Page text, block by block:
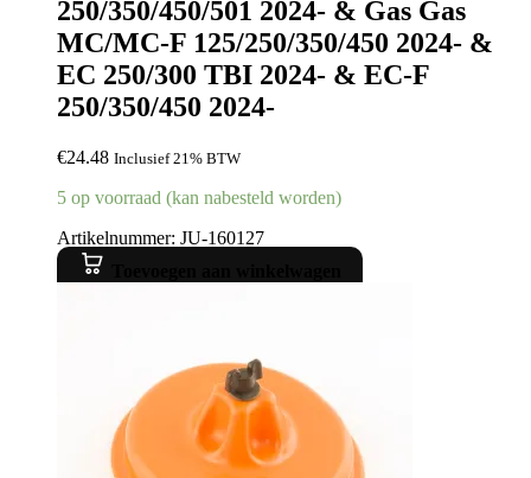
250/350/450/501 2024- & Gas Gas
MC/MC-F 125/250/350/450 2024- &
EC 250/300 TBI 2024- & EC-F
250/350/450 2024-
€24.48 Inclusief 21% BTW
5 op voorraad (kan nabesteld worden)
Artikelnummer: JU-160127